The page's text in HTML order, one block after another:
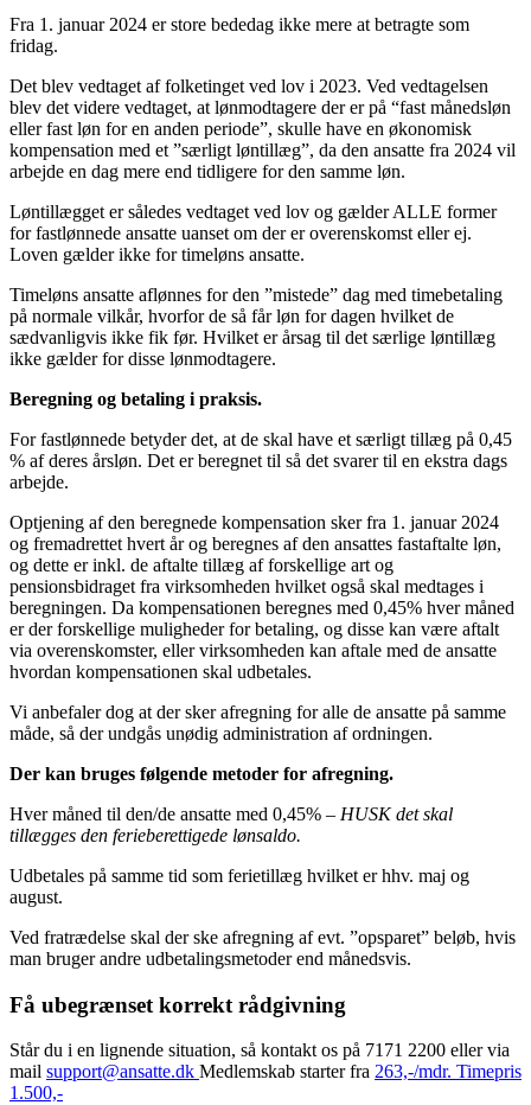
Fra 1. januar 2024 er store bededag ikke mere at betragte som
fridag.
Det blev vedtaget af folketinget ved lov i 2023. Ved vedtagelsen
blev det videre vedtaget, at lønmodtagere der er på “fast månedsløn
eller fast løn for en anden periode”, skulle have en økonomisk
kompensation med et ”særligt løntillæg”, da den ansatte fra 2024 vil
arbejde en dag mere end tidligere for den samme løn.
Løntillægget er således vedtaget ved lov og gælder ALLE former
for fastlønnede ansatte uanset om der er overenskomst eller ej.
Loven gælder ikke for timeløns ansatte.
Timeløns ansatte aflønnes for den ”mistede” dag med timebetaling
på normale vilkår, hvorfor de så får løn for dagen hvilket de
sædvanligvis ikke fik før. Hvilket er årsag til det særlige løntillæg
ikke gælder for disse lønmodtagere.
Beregning og betaling i praksis.
For fastlønnede betyder det, at de skal have et særligt tillæg på 0,45
% af deres årsløn. Det er beregnet til så det svarer til en ekstra dags
arbejde.
Optjening af den beregnede kompensation sker fra 1. januar 2024
og fremadrettet hvert år og beregnes af den ansattes fastaftalte løn,
og dette er inkl. de aftalte tillæg af forskellige art og
pensionsbidraget fra virksomheden hvilket også skal medtages i
beregningen. Da kompensationen beregnes med 0,45% hver måned
er der forskellige muligheder for betaling, og disse kan være aftalt
via overenskomster, eller virksomheden kan aftale med de ansatte
hvordan kompensationen skal udbetales.
Vi anbefaler dog at der sker afregning for alle de ansatte på samme
måde, så der undgås unødig administration af ordningen.
Der kan bruges følgende metoder for afregning.
Hver måned til den/de ansatte med 0,45% – HUSK det skal
tillægges den ferieberettigede lønsaldo.
Udbetales på samme tid som ferietillæg hvilket er hhv. maj og
august.
Ved fratrædelse skal der ske afregning af evt. ”opsparet” beløb, hvis
man bruger andre udbetalingsmetoder end månedsvis.
Få ubegrænset korrekt rådgivning
Står du i en lignende situation, så kontakt os på 7171 2200 eller via
mail support@ansatte.dk Medlemskab starter fra 263,-/mdr. Timepris
1.500,-